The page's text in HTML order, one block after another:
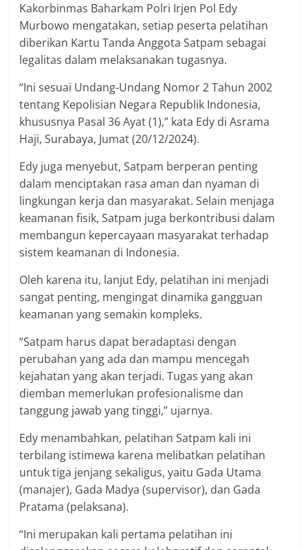
Kakorbinmas Baharkam Polri Irjen Pol Edy
Murbowo mengatakan, setiap peserta pelatihan
diberikan Kartu Tanda Anggota Satpam sebagai
legalitas dalam melaksanakan tugasnya.
“Ini sesuai Undang-Undang Nomor 2 Tahun 2002
tentang Kepolisian Negara Republik Indonesia,
khususnya Pasal 36 Ayat (1),” kata Edy di Asrama
Haji, Surabaya, Jumat (20/12/2024).
Edy juga menyebut, Satpam berperan penting
dalam menciptakan rasa aman dan nyaman di
lingkungan kerja dan masyarakat. Selain menjaga
keamanan fisik, Satpam juga berkontribusi dalam
membangun kepercayaan masyarakat terhadap
sistem keamanan di Indonesia.
Oleh karena itu, lanjut Edy, pelatihan ini menjadi
sangat penting, mengingat dinamika gangguan
keamanan yang semakin kompleks.
“Satpam harus dapat beradaptasi dengan
perubahan yang ada dan mampu mencegah
kejahatan yang akan terjadi. Tugas yang akan
diemban memerlukan profesionalisme dan
tanggung jawab yang tinggi,” ujarnya.
Edy menambahkan, pelatihan Satpam kali ini
terbilang istimewa karena melibatkan pelatihan
untuk tiga jenjang sekaligus, yaitu Gada Utama
(manajer), Gada Madya (supervisor), dan Gada
Pratama (pelaksana).
“Ini merupakan kali pertama pelatihan ini